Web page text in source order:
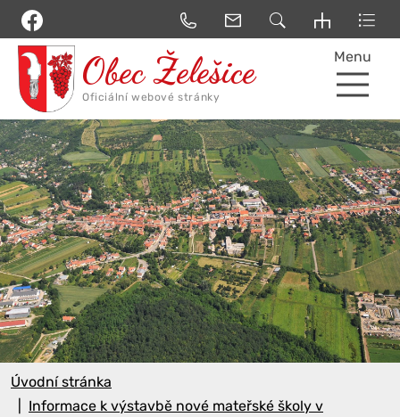
Menu
Úvodní stránka
Informace k výstavbě nové mateřské školy v